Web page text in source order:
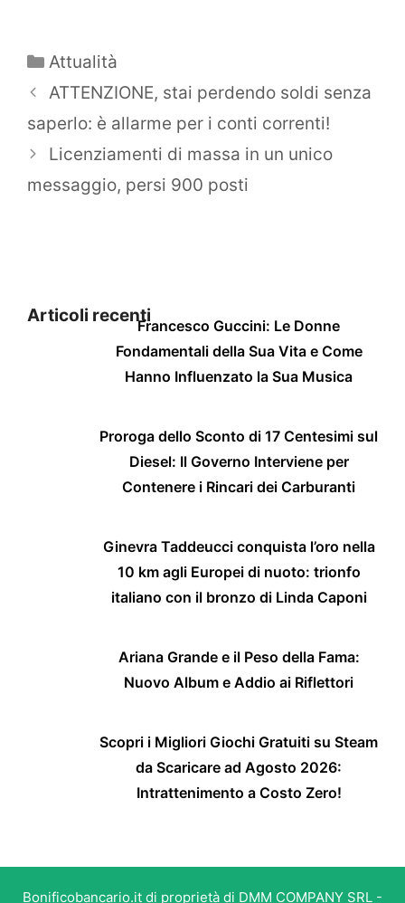
Categorie
Attualità
ATTENZIONE, stai perdendo soldi senza
saperlo: è allarme per i conti correnti!
Licenziamenti di massa in un unico
messaggio, persi 900 posti
Articoli recentiFrancesco Guccini: Le Donne
Fondamentali della Sua Vita e Come
Hanno Influenzato la Sua Musica
Proroga dello Sconto di 17 Centesimi sul
Diesel: Il Governo Interviene per
Contenere i Rincari dei Carburanti
Ginevra Taddeucci conquista l’oro nella
10 km agli Europei di nuoto: trionfo
italiano con il bronzo di Linda Caponi
Ariana Grande e il Peso della Fama:
Nuovo Album e Addio ai Riflettori
Scopri i Migliori Giochi Gratuiti su Steam
da Scaricare ad Agosto 2026:
Intrattenimento a Costo Zero!
Bonificobancario.it di proprietà di DMM COMPANY SRL -